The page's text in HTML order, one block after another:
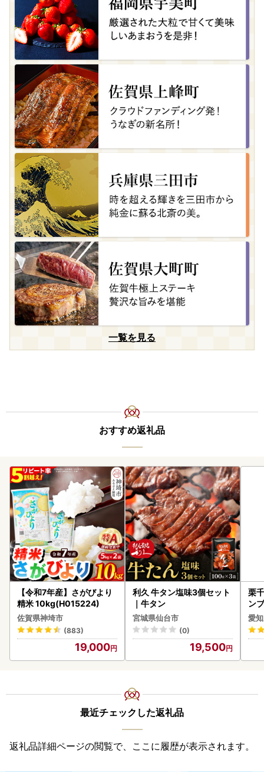
一覧を見る
おすすめ返礼品
【令和7年産】さがびより
精米 10kg(H015224)
佐賀県神埼市
(883)
19,000
利久 牛タン塩味3個セット
｜牛タン
宮城県仙台市
(0)
19,500
栗
ン
デ
愛
最近チェックした返礼品
返礼品詳細ページの閲覧で、ここに履歴が表示されます。